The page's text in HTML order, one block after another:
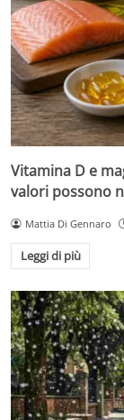
Vitamina D e
valori possono
Mattia Di Gennaro
Leggi di più